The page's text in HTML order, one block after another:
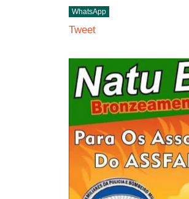
WhatsApp
Tweet